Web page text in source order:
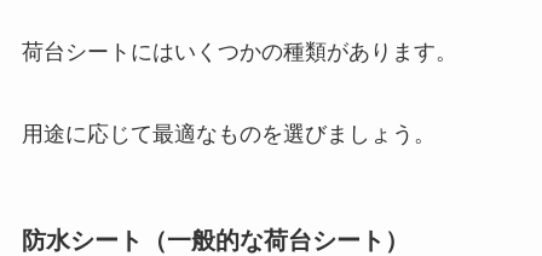
荷台シートにはいくつかの種類があります。
用途に応じて最適なものを選びましょう。
防水シート（一般的な荷台シート）